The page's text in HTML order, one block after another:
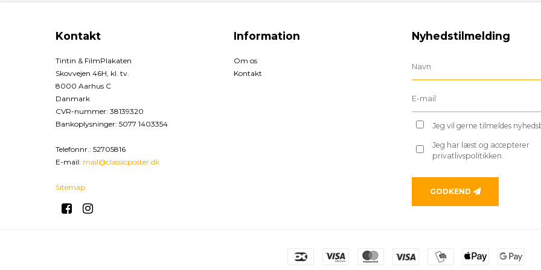
Kontakt
Tintin & FilmPlakaten
Skovvejen 46H, kl. tv.
8000 Aarhus C
Danmark
CVR-nummer: 38139320
Bankoplysninger: 5077 1403354
Telefonnr.: 52705816
E-mail: mail@classicposter.dk
Sitemap
Information
Om os
Kontakt
Nyhedstilmelding
Jeg vil gerne tilmeldes
Jeg har læst og accepterer
privatlivspolitikken.
GODKEND